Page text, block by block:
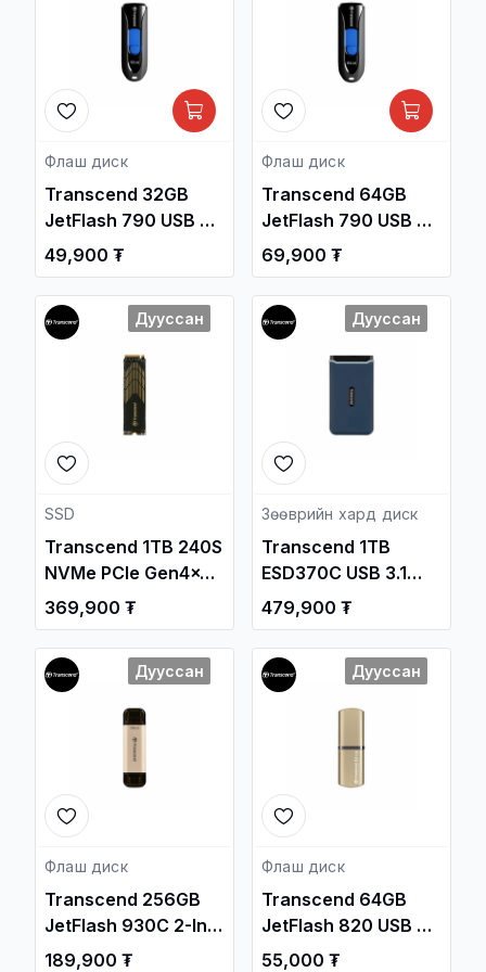
Флаш диск
Transcend 32GB
JetFlash 790 USB 3.1
Gen1 Flash Drive
/TS32GJF790K/
49,900 ₮
Флаш диск
Transcend 64GB
JetFlash 790 USB 3.1
Gen1 Flash Drive
/TS64GJF790K/
69,900 ₮
Дууссан
SSD
Transcend 1TB 240S
NVMe PCIe Gen4x4
M.2 2280 Internal
SSD /TS1TMTE240S/
369,900 ₮
Дууссан
Зөөврийн хард диск
Transcend 1TB
ESD370C USB 3.1
Gen2 Type-C
Portable SSD
/TS1TESD370C/
479,900 ₮
Дууссан
Флаш диск
Transcend 256GB
JetFlash 930C 2-In-1
Flash Drive
189,900 ₮
Дууссан
Флаш диск
Transcend 64GB
JetFlash 820 USB 3.1
Gen1 Flash Drive
55,000 ₮